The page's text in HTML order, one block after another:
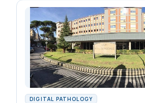
DIGITAL PATHOLOGY